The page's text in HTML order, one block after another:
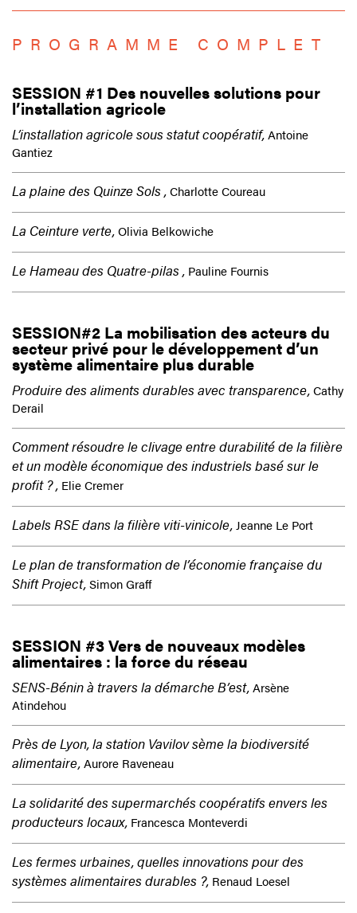
PROGRAMME COMPLET
SESSION #1 Des nouvelles solutions pour
l’installation agricole
L’installation agricole sous statut coopératif,Antoine
Gantiez
La plaine des Quinze Sols ,Charlotte Coureau
La Ceinture verte,Olivia Belkowiche
Le Hameau des Quatre-pilas , Pauline Fournis
SESSION#2 La mobilisation des acteurs du
secteur privé pour le développement d’un
système alimentaire plus durable
Produire des aliments durables avec transparence,Cathy
Derail
Comment résoudre le clivage entre durabilité de la filière
et un modèle économique des industriels basé sur le
profit ? , Elie Cremer
Labels RSE dans la filière viti-vinicole,Jeanne Le Port
Le plan de transformation de l’économie française du
Shift Project,Simon Graff
SESSION #3 Vers de nouveaux modèles
alimentaires : la force du réseau
SENS-Bénin à travers la démarche B’est,Arsène
Atindehou
Près de Lyon, la station Vavilov sème la biodiversité
alimentaire,Aurore Raveneau
La solidarité des supermarchés coopératifs envers les
producteurs locaux, Francesca Monteverdi
Les fermes urbaines, quelles innovations pour des
systèmes alimentaires durables ?, Renaud Loesel